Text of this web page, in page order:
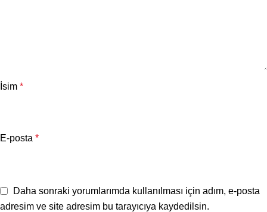
İsim *
E-posta *
Daha sonraki yorumlarımda kullanılması için adım, e-posta
adresim ve site adresim bu tarayıcıya kaydedilsin.